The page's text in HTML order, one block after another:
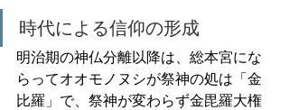
時代による信仰の形成
明治期の神仏分離以降は、総本宮にな
らってオオモノヌシが祭神の処は「金
比羅」で、祭神が変わらず金毘羅大権